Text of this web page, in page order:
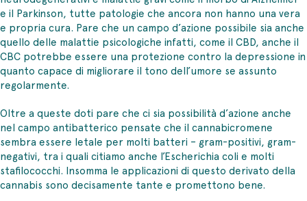
e il Parkinson, tutte patologie che ancora non hanno una vera
e propria cura. Pare che un campo d’azione possibile sia anche
quello delle malattie psicologiche infatti, come il CBD, anche il
CBC potrebbe essere una protezione contro la depressione in
quanto capace di migliorare il tono dell’umore se assunto
regolarmente.
Oltre a queste doti pare che ci sia possibilità d’azione anche
nel campo antibatterico pensate che il cannabicromene
sembra essere letale per molti batteri – gram-positivi, gram-
negativi, tra i quali citiamo anche l’Escherichia coli e molti
stafilococchi. Insomma le applicazioni di questo derivato della
cannabis sono decisamente tante e promettono bene.